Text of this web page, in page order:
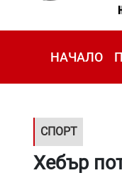
НАЧАЛО
СПОРТ
Хебър